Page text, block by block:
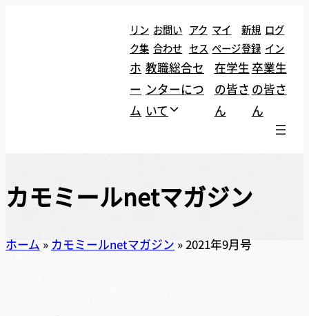
リン
ク集
お問い
合わせ
アク
セス
マイ
ページ
新規
登録
ログ
イン
ホ
ー
ム
教職総合セ
ンターにつ
いて
在学生
の皆さ
ん
卒業生
の皆さ
ん
カモミールnetマガジン
ホーム » カモミールnetマガジン »2021年9月号